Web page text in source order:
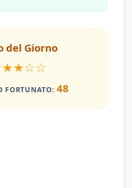
del Giorno
★★☆☆
FORTUNATO:48